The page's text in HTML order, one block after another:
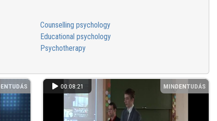
Counselling psychology
Educational psychology
Psychotherapy
00:08:21 MINDENTUDÁS